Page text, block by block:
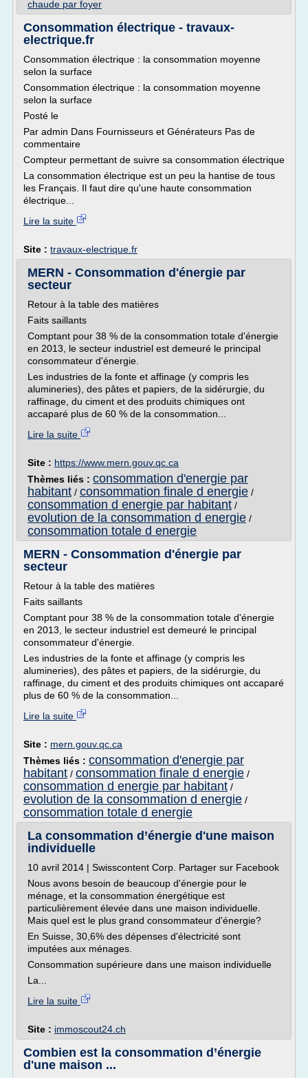
chaude par foyer
Consommation électrique - travaux-
electrique.fr
Consommation électrique : la consommation moyenne
selon la surface
Consommation électrique : la consommation moyenne
selon la surface
Posté le
Par admin Dans Fournisseurs et Générateurs Pas de
commentaire
Compteur permettant de suivre sa consommation électrique
La consommation électrique est un peu la hantise de tous
les Français. Il faut dire qu'une haute consommation
électrique...
Lire la suite
Site : travaux-electrique.fr
MERN - Consommation d'énergie par
secteur
Retour à la table des matières
Faits saillants
Comptant pour 38 % de la consommation totale d'énergie
en 2013, le secteur industriel est demeuré le principal
consommateur d'énergie.
Les industries de la fonte et affinage (y compris les
alumineries), des pâtes et papiers, de la sidérurgie, du
raffinage, du ciment et des produits chimiques ont
accaparé plus de 60 % de la consommation...
Lire la suite
Site : https://www.mern.gouv.qc.ca
Thèmes liés : consommation d'energie par
habitant / consommation finale d energie /
consommation d energie par habitant /
evolution de la consommation d energie /
consommation totale d energie
MERN - Consommation d'énergie par
secteur
Retour à la table des matières
Faits saillants
Comptant pour 38 % de la consommation totale d'énergie
en 2013, le secteur industriel est demeuré le principal
consommateur d'énergie.
Les industries de la fonte et affinage (y compris les
alumineries), des pâtes et papiers, de la sidérurgie, du
raffinage, du ciment et des produits chimiques ont accaparé
plus de 60 % de la consommation...
Lire la suite
Site : mern.gouv.qc.ca
Thèmes liés : consommation d'energie par
habitant / consommation finale d energie /
consommation d energie par habitant /
evolution de la consommation d energie /
consommation totale d energie
La consommation d’énergie d'une maison
individuelle
10 avril 2014 | Swisscontent Corp. Partager sur Facebook
Nous avons besoin de beaucoup d'énergie pour le
ménage, et la consommation énergétique est
particulièrement élevée dans une maison individuelle.
Mais quel est le plus grand consommateur d'énergie?
En Suisse, 30,6% des dépenses d'électricité sont
imputées aux ménages.
Consommation supérieure dans une maison individuelle
La...
Lire la suite
Site : immoscout24.ch
Combien est la consommation d’énergie
d'une maison ...